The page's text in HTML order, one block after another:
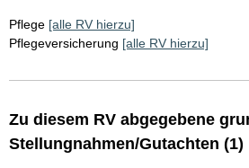
Pflege [alle RV hierzu]
Pflegeversicherung [alle RV hierzu]
Zu diesem RV abgegebene
Stellungnahmen/Gutachten (1)